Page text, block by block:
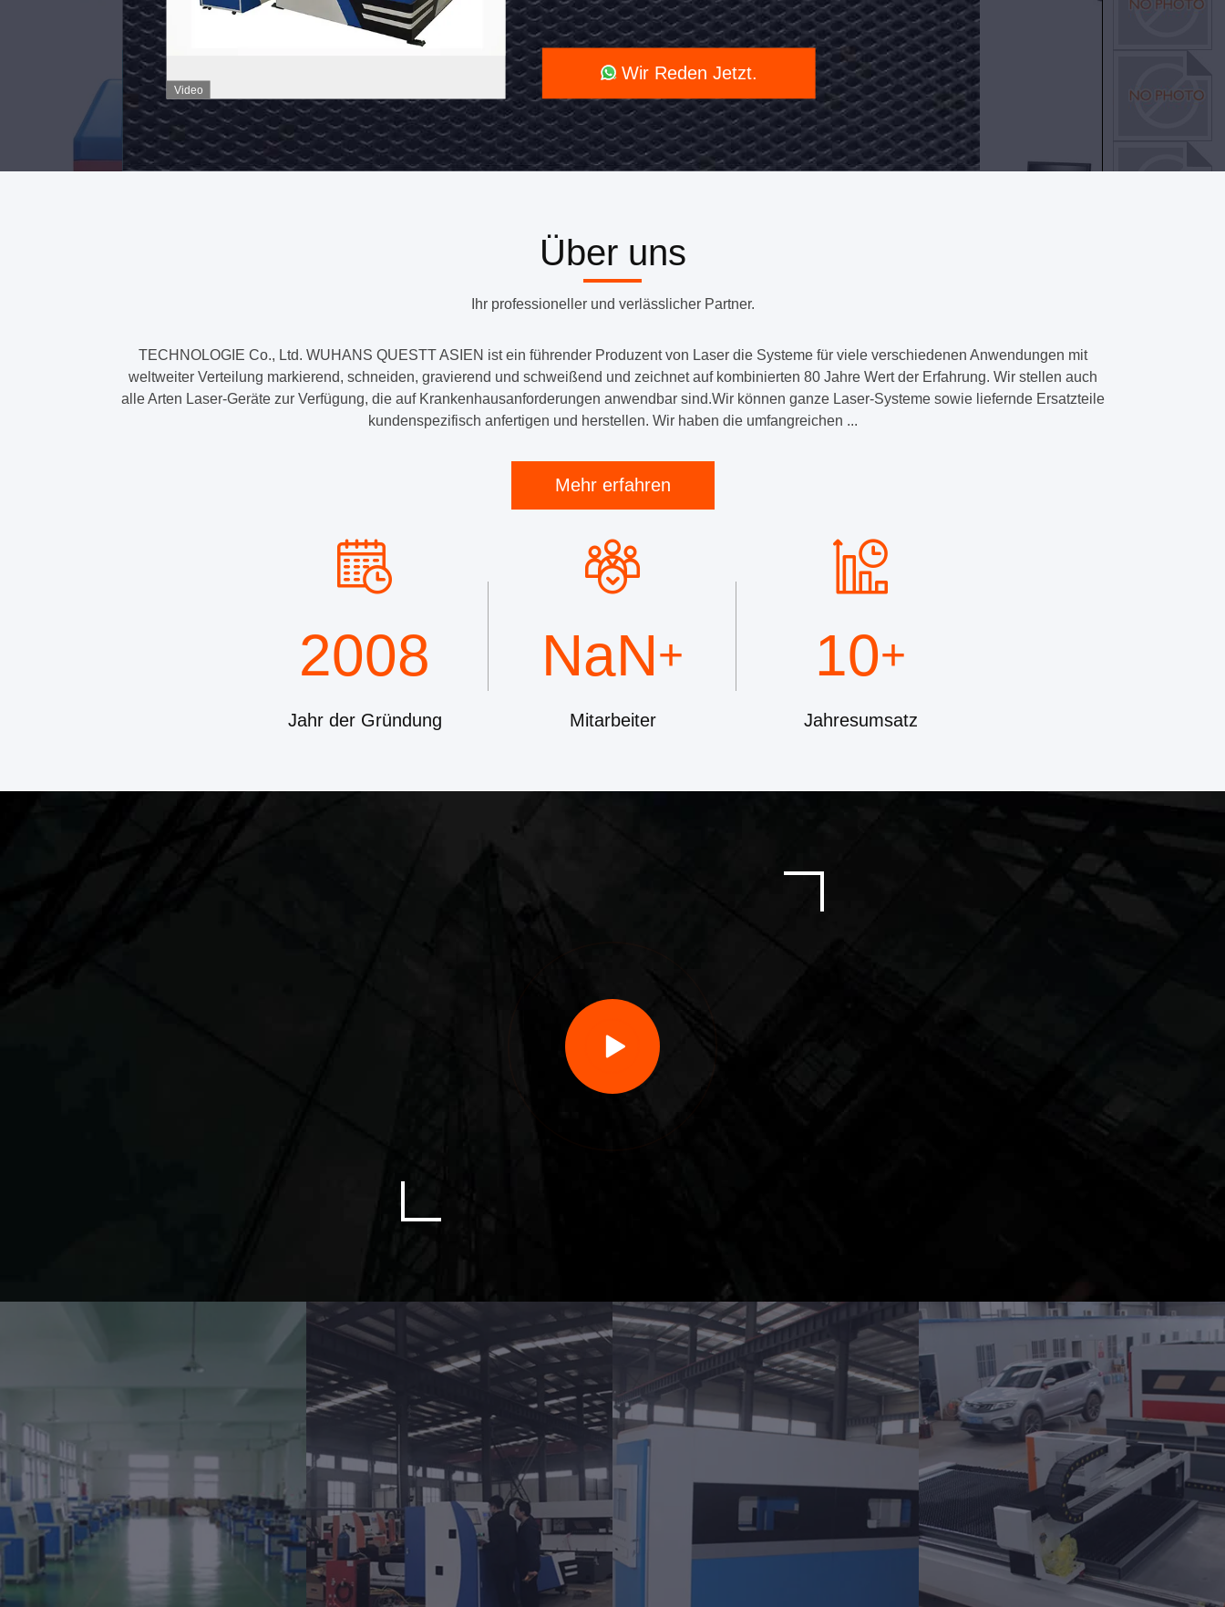
Video
Wir Reden Jetzt.
Über uns
Ihr professioneller und verlässlicher Partner.
TECHNOLOGIE Co., Ltd. WUHANS QUESTT ASIEN ist ein führender Produzent von Laser die Systeme für viele verschiedenen Anwendungen mit
weltweiter Verteilung markierend, schneiden, gravierend und schweißend und zeichnet auf kombinierten 80 Jahre Wert der Erfahrung. Wir stellen auch
alle Arten Laser-Geräte zur Verfügung, die auf Krankenhausanforderungen anwendbar sind.Wir können ganze Laser-Systeme sowie liefernde Ersatzteile
kundenspezifisch anfertigen und herstellen. Wir haben die umfangreichen ...
Mehr erfahren
2008
Jahr der Gründung
NaN+
Mitarbeiter
10+
Jahresumsatz